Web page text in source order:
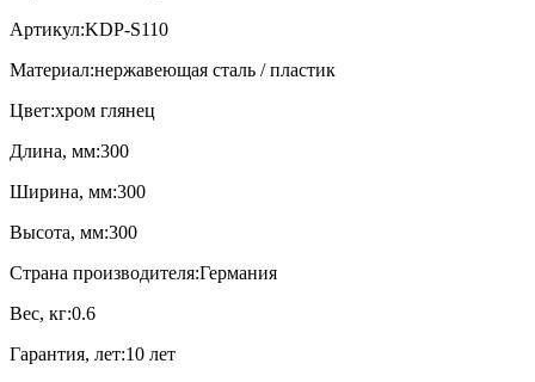
Артикул:KDP-S110
Материал:нержавеющая сталь / пластик
Цвет:хром глянец
Длина, мм:300
Ширина, мм:300
Высота, мм:300
Страна производителя:Германия
Вес, кг:0.6
Гарантия, лет:10 лет